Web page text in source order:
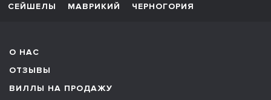
СЕЙШЕЛЫ
МАВРИКИЙ ЧЕРНОГОРИЯ
О НАС
ОТЗЫВЫ
ВИЛЛЫ НА ПРОДАЖУ